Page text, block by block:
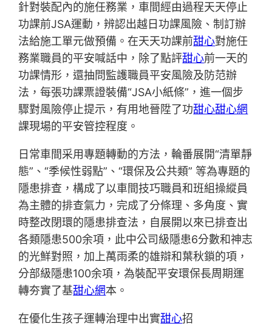
針對裝配內的施任務業，車間經由過程天天停止
功課前JSA運動，辨認出越日功課風險、制訂辦
法給施工單元做預備。在天天功課前甜心對施任
務業職員的平安喊話中，除了點評甜心前一天的
功課情形，還抽問監護職員平安風險及防范辦
法，每張功課票證裝備“JSA小紙條”，進一個步
驟對風險停止提示，有用地晉陞了功甜心甜心網
課現場的平安管控程度。
日常車間采用專題轉動的方法，輪番展開“清單靜
態”、“季候性弱點”、“環保及公共類” 等為專題的
隱患排查，構成了以車間技巧職員和班組操縱員
為主體的排查氣力，完成了分條理、多角度、實
時整改閉環的隱患排查法，自展開以來已排查出
各類隱患500余項，此中公司級隱患6分數和神志
的光鮮對照，加上萬雨柔的雄辯和葉秋鎖的項，
分部級隱患100余項，為裝配平安環保長周期運
轉夯實了基甜心網本。
在優化生孩子運轉治理中出實甜心招